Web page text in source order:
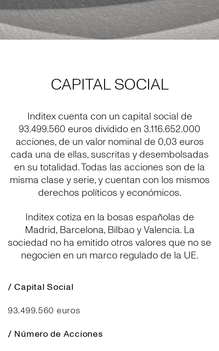
CAPITAL SOCIAL
Inditex cuenta con un capital social de
93.499.560 euros dividido en 3.116.652.000
acciones, de un valor nominal de 0,03 euros
cada una de ellas, suscritas y desembolsadas
en su totalidad. Todas las acciones son de la
misma clase y serie, y cuentan con los mismos
derechos políticos y económicos.
Inditex cotiza en la bosas españolas de
Madrid, Barcelona, Bilbao y Valencia. La
sociedad no ha emitido otros valores que no se
negocien en un marco regulado de la UE.
/ Capital Social
93.499.560 euros
/ Número de Acciones